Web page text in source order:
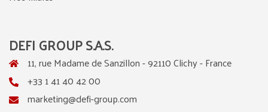
DEFI GROUP S.A.S.
11, rue Madame de Sanzillon - 92110 Clichy - France
+33 1 41 40 42 00
marketing@defi-group.com